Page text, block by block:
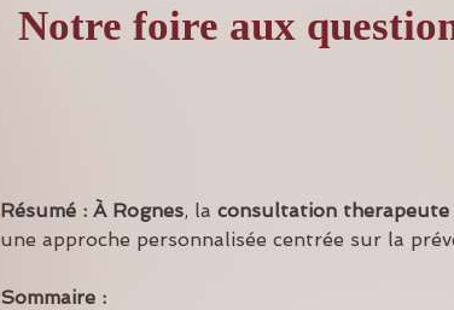
Notre foire aux
Résumé : À Rognes, la consultation therapeute
une approche personnalisée centrée sur la
Sommaire :